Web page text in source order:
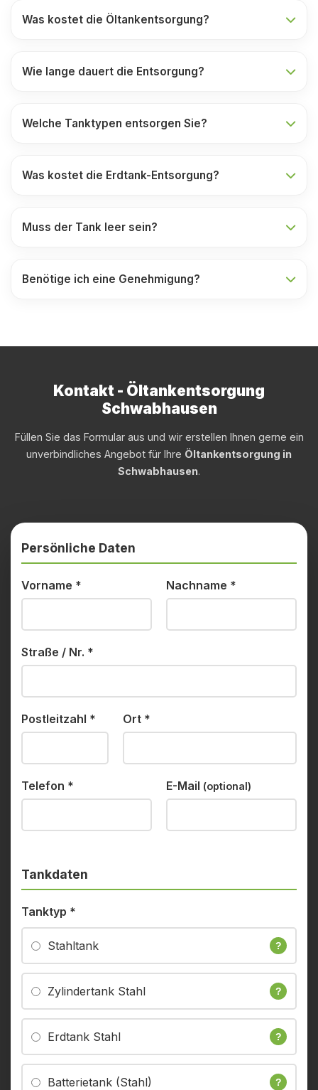
Was kostet die Öltankentsorgung?
Wie lange dauert die Entsorgung?
Welche Tanktypen entsorgen Sie?
Was kostet die Erdtank-Entsorgung?
Muss der Tank leer sein?
Benötige ich eine Genehmigung?
Kontakt - Öltankentsorgung
Schwabhausen
Füllen Sie das Formular aus und wir erstellen Ihnen gerne ein
unverbindliches Angebot für Ihre Öltankentsorgung in
Schwabhausen.
Persönliche Daten
Vorname * Nachname *
Straße / Nr. *
Postleitzahl * Ort *
Telefon * E-Mail (optional)
Tankdaten
Tanktyp *
Stahltank ?
Zylindertank Stahl ?
Erdtank Stahl ?
Batterietank (Stahl) ?